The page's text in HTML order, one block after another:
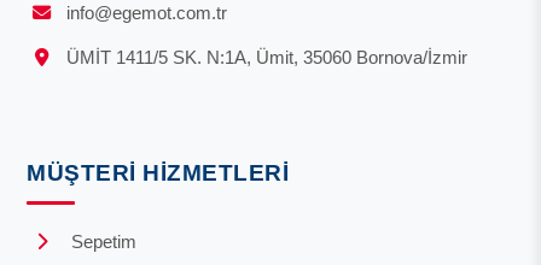
info@egemot.com.tr
ÜMİT 1411/5 SK. N:1A, Ümit, 35060 Bornova/İzmir
MÜŞTERI HIZMETLERI
Sepetim